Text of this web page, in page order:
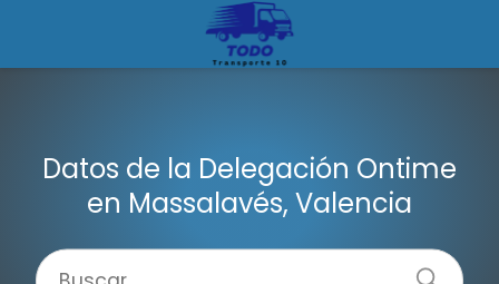
Datos de la Delegación Ontime
en Massalavés, Valencia